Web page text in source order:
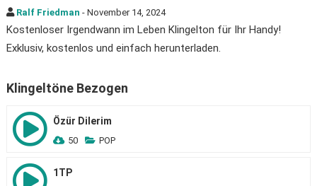
Ralf Friedman - November 14, 2024
Kostenloser Irgendwann im Leben Klingelton für Ihr Handy!
Exklusiv, kostenlos und einfach herunterladen.
Klingeltöne Bezogen
Özür Dilerim
50 POP
1TP